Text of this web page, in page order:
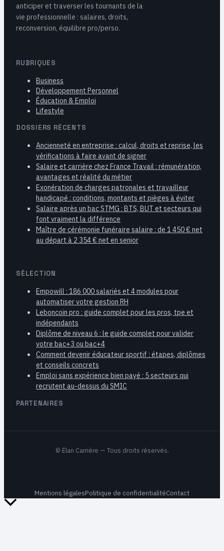
anticiper et traverser les tournants de la
vie professionnelle : salaires, droits,
reconversion, équilibre pro/perso.
RUBRIQUES
Business
Développement Personnel
Éducation & Emploi
Lifestyle
DOSSIERS RÉCENTS
Ancienneté en entreprise : calcul, droits et reprise, les
vérifications à faire avant de signer
Salaire et carrière chez France Travail : rémunération,
avantages et réalité du métier
Exonération de charges patronales et travailleur
handicapé : conditions, montants et pièges à éviter
Salaire après un bac STMG : BTS, BUT et secteurs qui
font vraiment la différence
Maître de cérémonie funéraire salaire : de 1 450 € net
au départ à 2 354 € net en senior
SÉLECTION
Empowill : 186 000 salariés et 4 modules pour
automatiser votre gestion RH
Leboncoin pro : guide complet pour les pros, tpe et
indépendants
Diplôme de niveau 6 : le guide complet pour valider
votre bac+3 ou bac+4
Comment devenir éducateur sportif : étapes, diplômes
et conseils concrets
Emploi sans expérience bien payé : 5 secteurs qui
recrutent au-dessus du SMIC
PARTENAIRES
© Élan Carrière — Tous droits réservés.
Mentions légalesPolitique de confidentialitéContact